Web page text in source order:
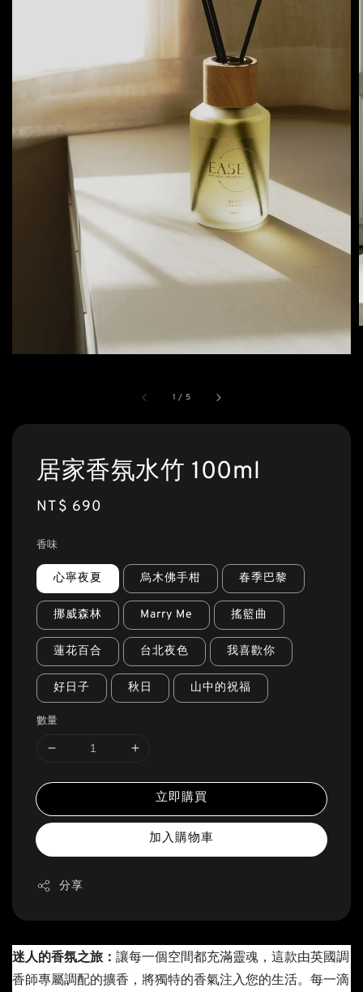
1 / 5
居家香氛水竹 100ml
Regular
NT$ 690
香味
心寧夜夏 烏木佛手柑 春季巴黎
挪威森林 Marry Me 搖籃曲
蓮花百合 台北夜色 我喜歡你
好日子 秋日 山中的祝福
數量
立即購買
加入購物車
分享
迷人的香氛之旅： 讓每一個空間都充滿靈魂，這款由英國調
香師專屬調配的擴香，將獨特的香氣注入您的生活。每一滴